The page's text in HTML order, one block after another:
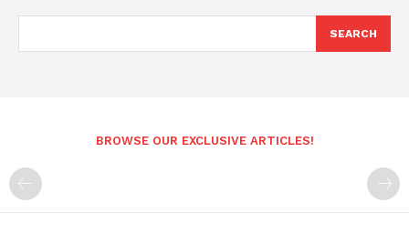
SEARCH
BROWSE OUR EXCLUSIVE ARTICLES!